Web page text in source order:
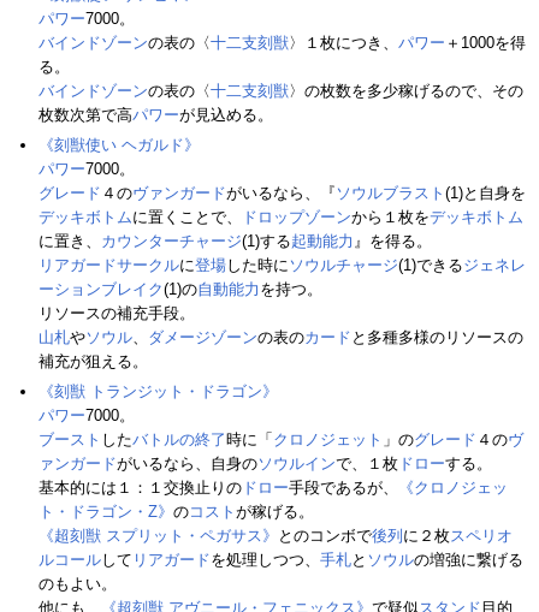
パワー7000。
バインドゾーンの表の〈十二支刻獣〉１枚につき、 パワー ＋1000を得
る。
バインドゾーンの表の〈十二支刻獣〉の枚数を多少稼げるので、その
枚数次第で高パワーが見込める。
《刻獣使い ヘガルド》
パワー7000。
グレード ４のヴァンガードがいるなら、『 ソウルブラスト (1)と自身を
デッキボトムに置くことで、 ドロップゾーンから１枚をデッキボトム
に置き、 カウンターチャージ(1)する起動能力 』を得る。
リアガードサークルに登場した時に ソウルチャージ(1)できるジェネレ
ーションブレイク(1)の自動能力 を持つ。
リソースの補充手段。
山札やソウル、 ダメージゾーンの表のカード と多種多様のリソースの
補充が狙える。
《刻獣 トランジット・ドラゴン》
パワー7000。
ブースト したバトルの終了時に「 クロノジェット 」のグレード ４のヴ
ァンガードがいるなら、自身のソウルインで、１枚 ドローする。
基本的には１：１交換止りの ドロー手段であるが、
《クロノジェッ
ト・ドラゴン・Z》 のコスト が稼げる。
《超刻獣 スプリット・ペガサス》 とのコンボで後列 に２枚スペリオ
ルコールして リアガードを処理しつつ、 手札と ソウルの増強に繋げる
のもよい。
他にも、
《超刻獣 アヴニール・フェニックス》 で疑似 スタンド 目的